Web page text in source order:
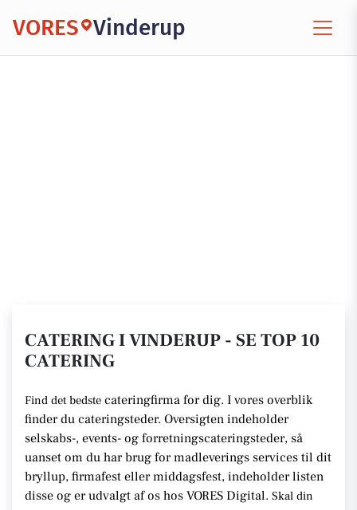
VORES Vinderup
CATERING I VINDERUP - SE TOP 10
CATERING
Find det bedste cateringfirma for dig. I vores overblik
finder du cateringsteder. Oversigten indeholder
selskabs-, events- og forretningscateringsteder, så
uanset om du har brug for madleverings services til dit
bryllup, firmafest eller middagsfest, indeholder listen
disse og er udvalgt af os hos VORES Digital. Skal din